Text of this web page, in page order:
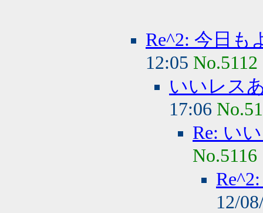
Re^2: 今日も
12:05 No.5112
いいレス
17:06
Re: い
No.5116
12/